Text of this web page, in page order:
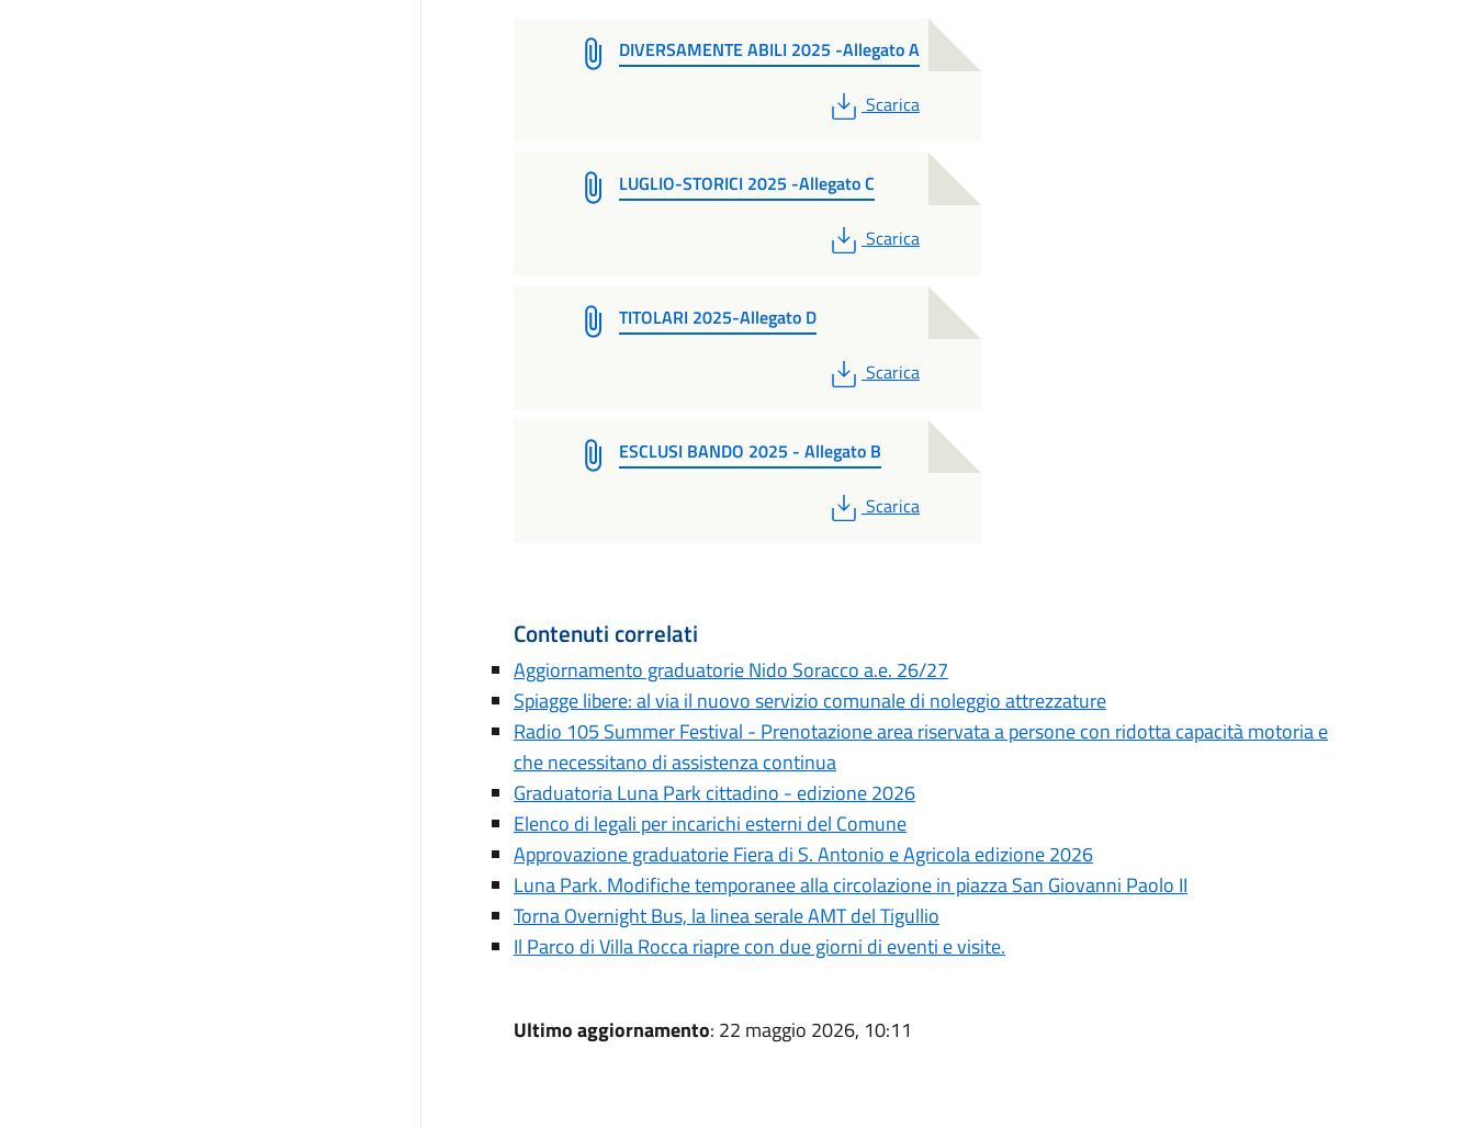
DIVERSAMENTE ABILI 2025 -Allegato A
PDF
Scarica
LUGLIO-STORICI 2025 -Allegato C
PDF
Scarica
TITOLARI 2025-Allegato D
PDF
Scarica
ESCLUSI BANDO 2025 - Allegato B
PDF
Scarica
Contenuti correlati
Aggiornamento graduatorie Nido Soracco a.e. 26/27
Spiagge libere: al via il nuovo servizio comunale di noleggio attrezzature
Radio 105 Summer Festival - Prenotazione area riservata a persone con ridotta capacità motoria e
che necessitano di assistenza continua
Graduatoria Luna Park cittadino - edizione 2026
Elenco di legali per incarichi esterni del Comune
Approvazione graduatorie Fiera di S. Antonio e Agricola edizione 2026
Luna Park. Modifiche temporanee alla circolazione in piazza San Giovanni Paolo II
Torna Overnight Bus, la linea serale AMT del Tigullio
Il Parco di Villa Rocca riapre con due giorni di eventi e visite.
Ultimo aggiornamento: 22 maggio 2026, 10:11